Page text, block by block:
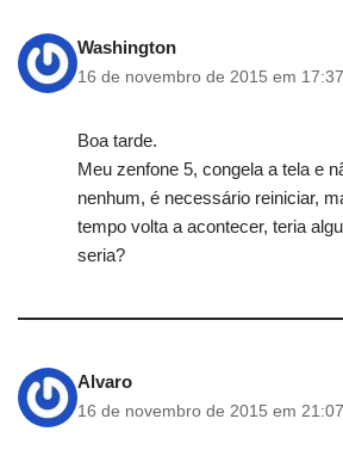
Washington
16 de novembro de 2015 em 17:37
Boa tarde.
Meu zenfone 5, congela a tela e
nenhum, é necessário reiniciar,
tempo volta a acontecer, teria
seria?
Alvaro
16 de novembro de 2015 em 21:07